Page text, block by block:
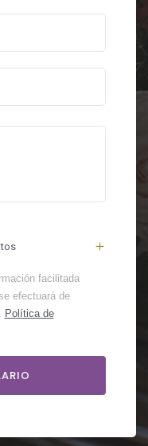
facilitada
efectuará de
Política de